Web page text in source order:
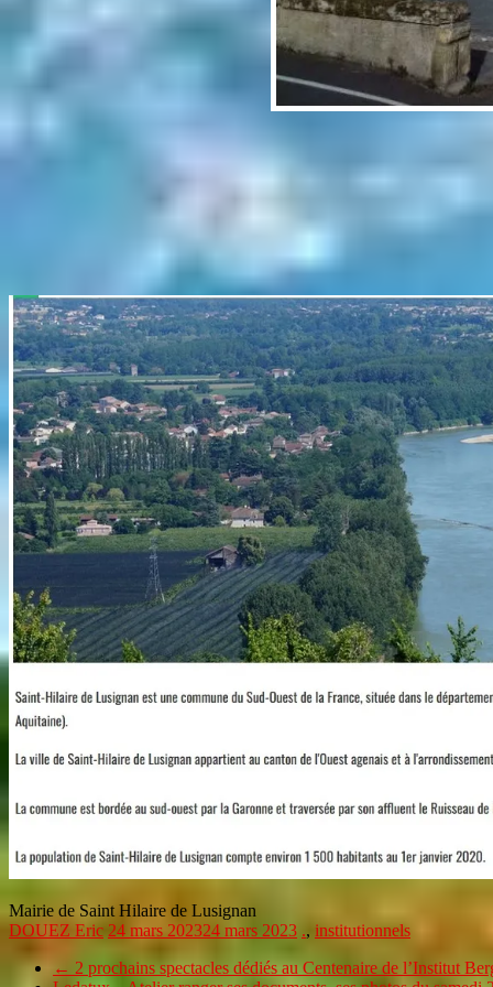
Mairie de Saint Hilaire de Lusignan
DOUEZ Eric 24 mars 202324 mars 2023 ., institutionnels
← 2 prochains spectacles dédiés au Centenaire de l’Institut